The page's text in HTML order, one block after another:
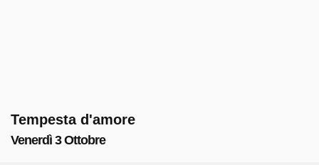
Tempesta d'amore
Venerdì 3 Ottobre